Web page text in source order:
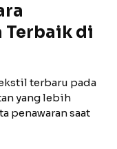
Terbaik di
terbaru pada
yang lebih
penawaran saat